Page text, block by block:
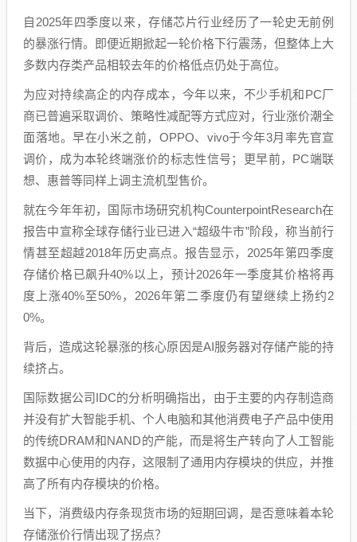
自2025年四季度以来，存储芯片行业经历了一轮史无前例
的暴涨行情。即便近期掀起一轮价格下行震荡，但整体上大
多数内存类产品相较去年的价格低点仍处于高位。
为应对持续高企的内存成本，今年以来，不少手机和PC厂
商已普遍采取调价、策略性减配等方式应对，行业涨价潮全
面落地。早在小米之前，OPPO、vivo于今年3月率先官宣
调价，成为本轮终端涨价的标志性信号；更早前，PC端联
想、惠普等同样上调主流机型售价。
就在今年年初，国际市场研究机构CounterpointResearch在
报告中宣称全球存储行业已进入“超级牛市”阶段，称当前行
情甚至超越2018年历史高点。报告显示，2025年第四季度
存储价格已飙升40%以上，预计2026年一季度其价格将再
度上涨40%至50%，2026年第二季度仍有望继续上扬约2
0%。
背后，造成这轮暴涨的核心原因是AI服务器对存储产能的持
续挤占。
国际数据公司IDC的分析明确指出，由于主要的内存制造商
并没有扩大智能手机、个人电脑和其他消费电子产品中使用
的传统DRAM和NAND的产能，而是将生产转向了人工智能
数据中心使用的内存，这限制了通用内存模块的供应，并推
高了所有内存模块的价格。
当下，消费级内存条现货市场的短期回调，是否意味着本轮
存储涨价行情出现了拐点？